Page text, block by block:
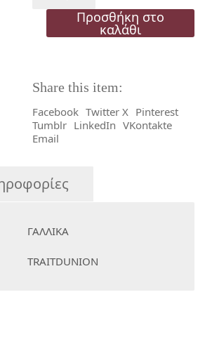
28,00€.είναι:
25,20€.
PROFESSEUR
ποσότητα
Προσθήκη στο
καλάθι
Share this item:
Facebook Twitter X Pinterest
Tumblr LinkedIn VKontakte
Email
ΓΑΛΛΙΚΑ
TRAITDUNION